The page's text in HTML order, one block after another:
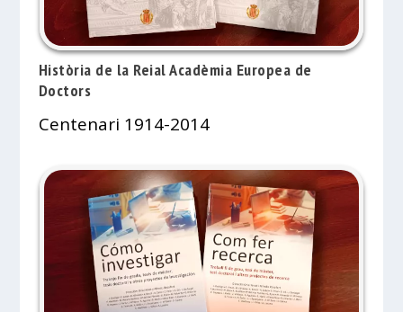
Història de la Reial Acadèmia Europea de
Doctors
Centenari 1914-2014